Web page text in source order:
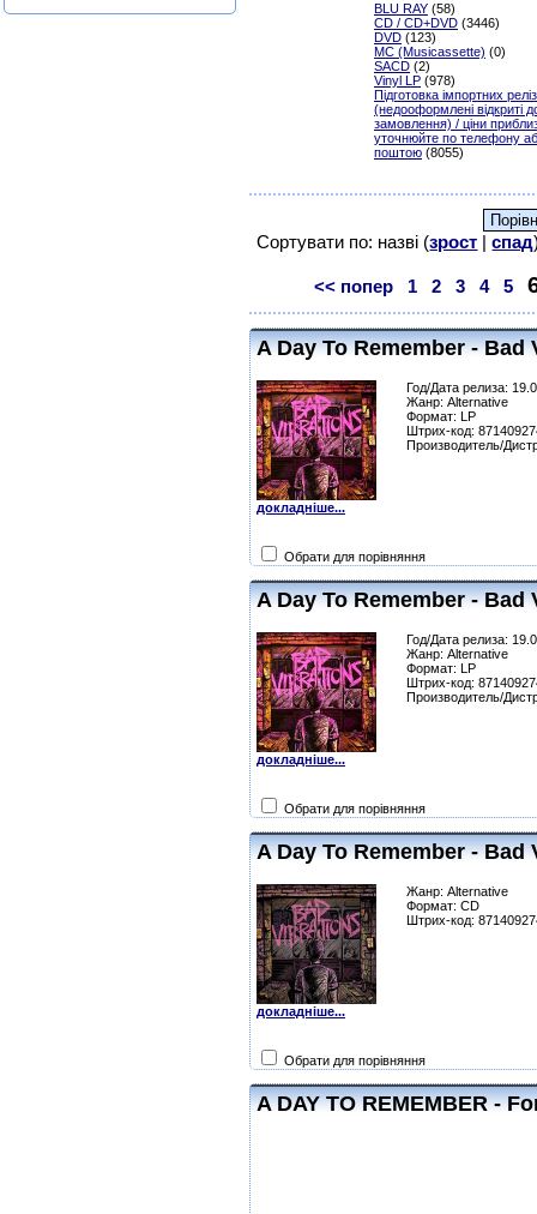
BLU RAY (58)
CD / CD+DVD (3446)
DVD (123)
MC (Musicassette) (0)
SACD (2)
Vinyl LP (978)
Підготовка імпортних
(недооформлені відкриті
замовлення) / ціни
уточнюйте по телефону
поштою (8055)
Сортувати по: назві (зрост |спад
<< попер 1 2 3 4 5
A Day To Remember - Bad
докладніше...
Год/Дата релиза:
Жанр: Alternative
Формат: LP
Штрих-код:
Производитель/
Обрати для порівняння
A Day To Remember -
докладніше...
Год/Дата релиза:
Жанр: Alternative
Формат: LP
Штрих-код:
Производитель/
Обрати для порівняння
A Day To Remember -
докладніше...
Жанр: Alternative
Формат: CD
Штрих-код:
Обрати для порівняння
A DAY TO REMEMBER -